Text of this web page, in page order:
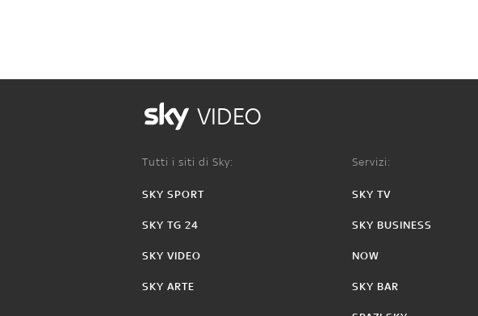
VIDEO
Tutti i siti di Sky:
SKY SPORT
SKY TG 24
SKY VIDEO
SKY ARTE
Servizi:
SKY TV
SKY BUSINESS
NOW
SKY BAR